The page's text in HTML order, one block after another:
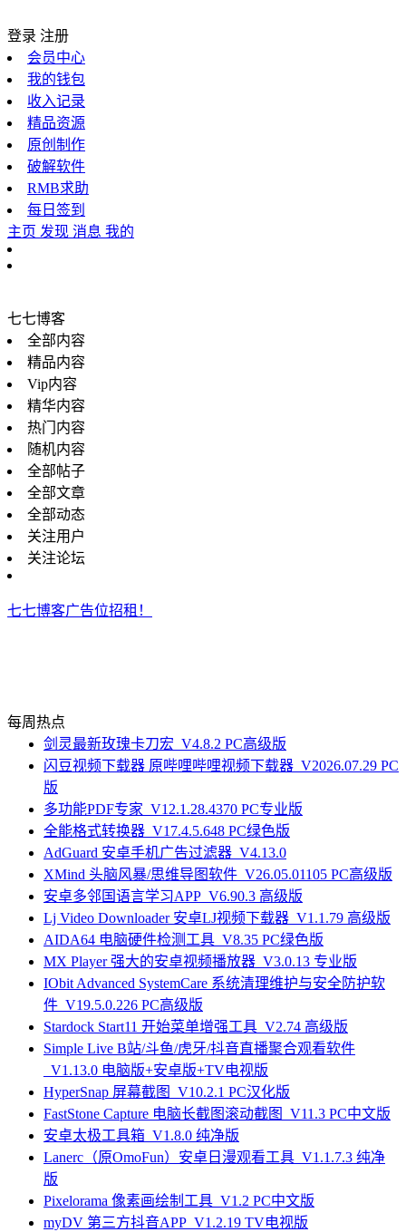
登录 注册
会员中心
我的钱包
收入记录
精品资源
原创制作
破解软件
RMB求助
每日签到
主页 发现 消息 我的
七七博客
全部内容
精品内容
Vip内容
精华内容
热门内容
随机内容
全部帖子
全部文章
全部动态
关注用户
关注论坛
七七博客广告位招租！
每周热点
剑灵最新玫瑰卡刀宏_V4.8.2 PC高级版
闪豆视频下载器 原哔哩哔哩视频下载器_V2026.07.29 PC
版
多功能PDF专家_V12.1.28.4370 PC专业版
全能格式转换器_V17.4.5.648 PC绿色版
AdGuard 安卓手机广告过滤器_V4.13.0
XMind 头脑风暴/思维导图软件_V26.05.01105 PC高级版
安卓多邻国语言学习APP_V6.90.3 高级版
Lj Video Downloader 安卓LJ视频下载器_V1.1.79 高级版
AIDA64 电脑硬件检测工具_V8.35 PC绿色版
MX Player 强大的安卓视频播放器_V3.0.13 专业版
IObit Advanced SystemCare 系统清理维护与安全防护软
件_V19.5.0.226 PC高级版
Stardock Start11 开始菜单增强工具_V2.74 高级版
Simple Live B站/斗鱼/虎牙/抖音直播聚合观看软件
_V1.13.0 电脑版+安卓版+TV电视版
HyperSnap 屏幕截图_V10.2.1 PC汉化版
FastStone Capture 电脑长截图滚动截图_V11.3 PC中文版
安卓太极工具箱_V1.8.0 纯净版
Lanerc（原OmoFun）安卓日漫观看工具_V1.1.7.3 纯净
版
Pixelorama 像素画绘制工具_V1.2 PC中文版
myDV 第三方抖音APP_V1.2.19 TV电视版